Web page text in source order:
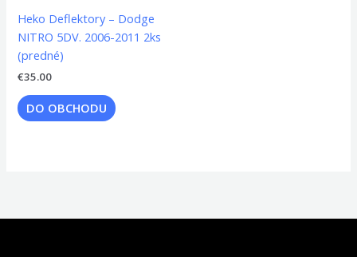
Heko Deflektory – Dodge
NITRO 5DV. 2006-2011 2ks
(predné)
€35.00
DO OBCHODU